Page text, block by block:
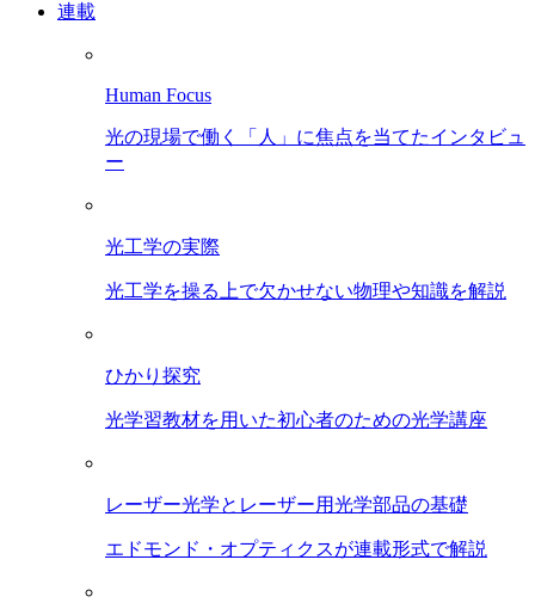
連載
Human Focus
光の現場で働く「人」に焦点を当てたインタビュ
ー
光工学の実際
光工学を操る上で欠かせない物理や知識を解説
ひかり探究
光学習教材を用いた初心者のための光学講座
レーザー光学とレーザー用光学部品の基礎
エドモンド・オプティクスが連載形式で解説